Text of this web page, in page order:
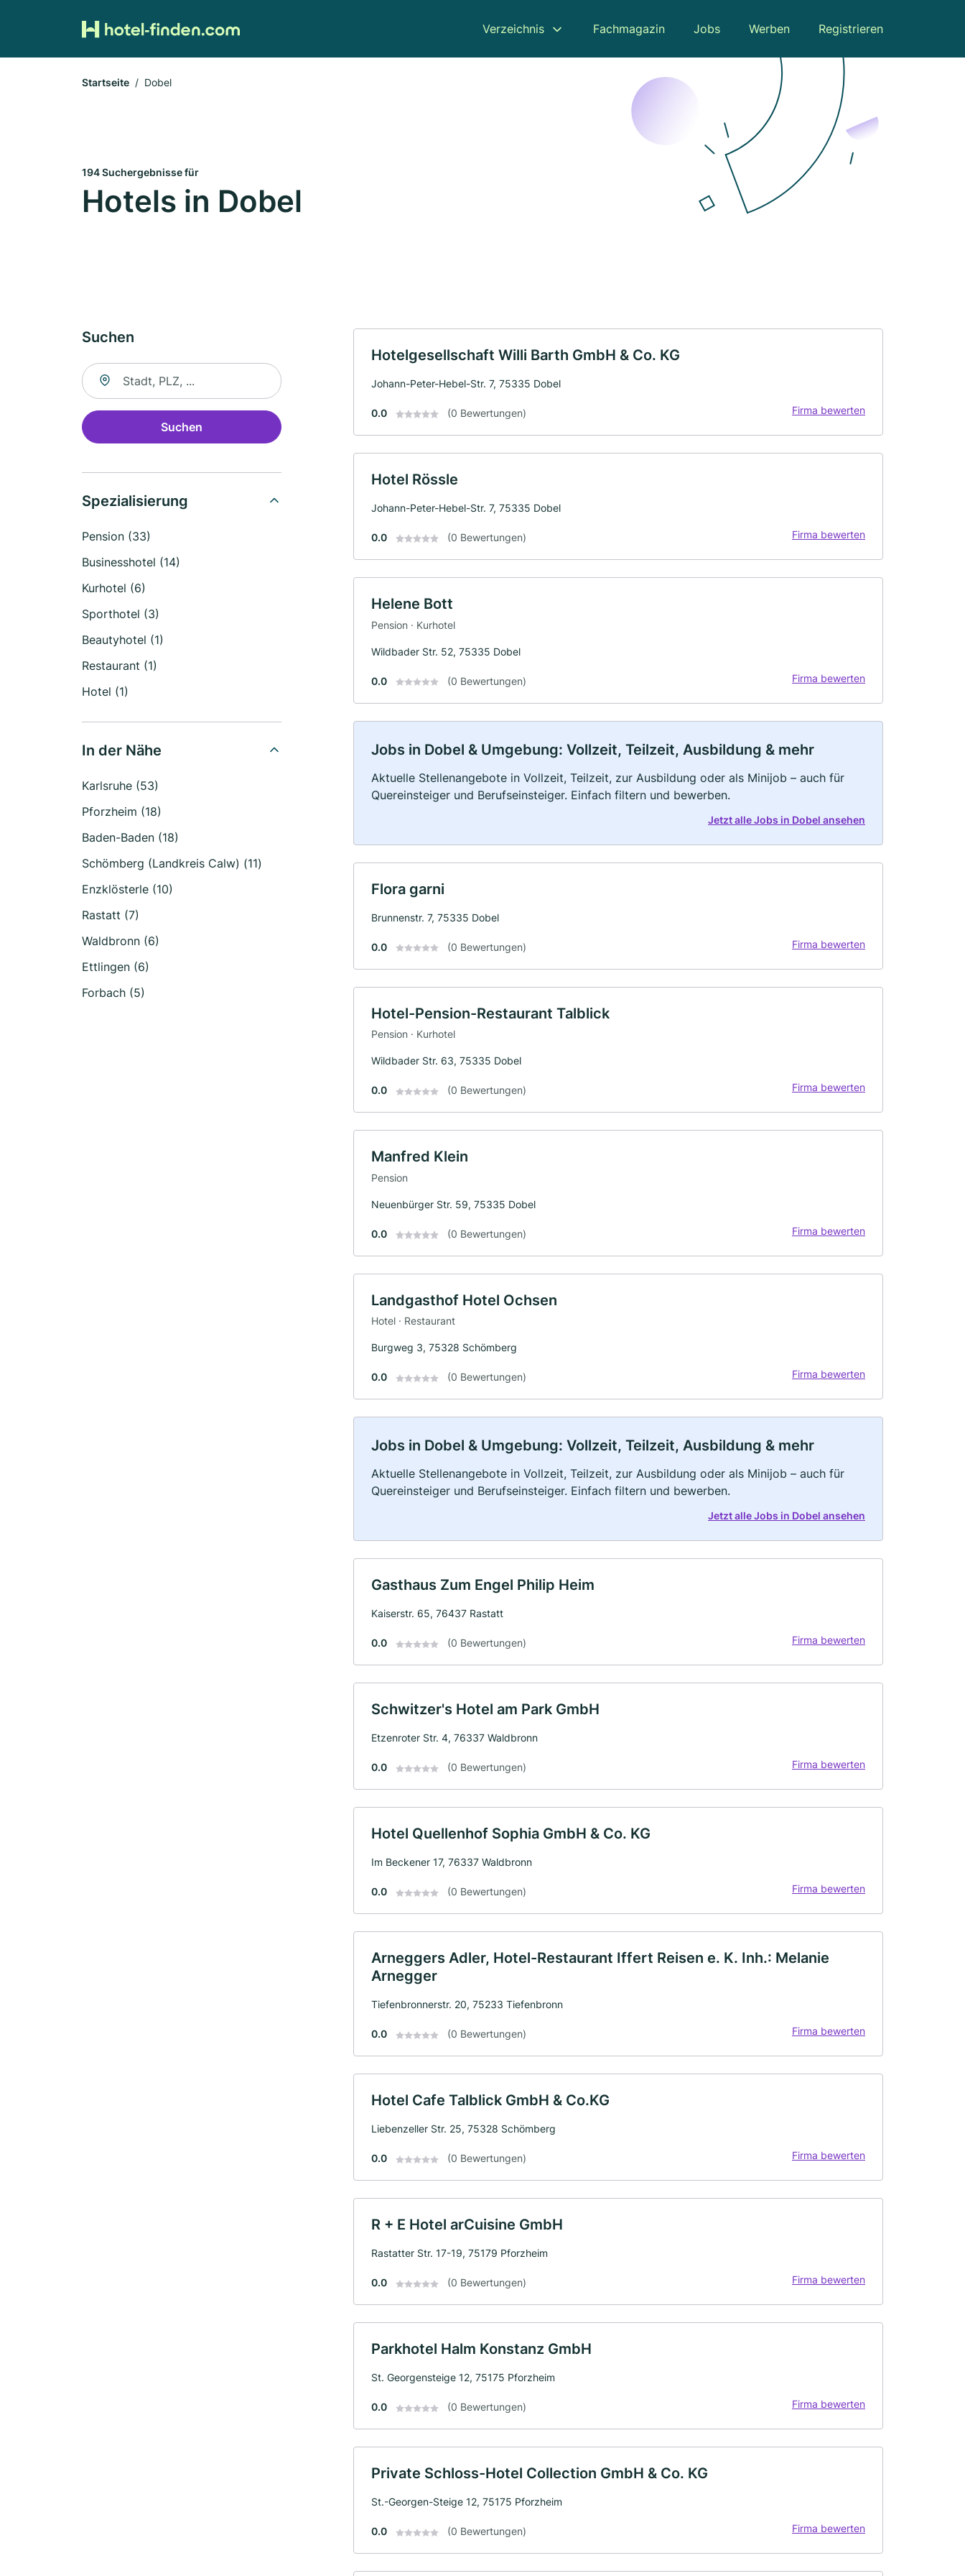
Verzeichnis Fachmagazin Jobs Werben Registrieren
Startseite Dobel
194 Suchergebnisse für
Hotels in Dobel
Suchen
Suche nach Ort
Suchen
Spezialisierung
Pension (33)
Businesshotel (14)
Kurhotel (6)
Sporthotel (3)
Beautyhotel (1)
Restaurant (1)
Hotel (1)
In der Nähe
Karlsruhe (53)
Pforzheim (18)
Baden-Baden (18)
Schömberg (Landkreis Calw) (11)
Enzklösterle (10)
Rastatt (7)
Waldbronn (6)
Ettlingen (6)
Forbach (5)
Hotelgesellschaft Willi Barth GmbH & Co. KG
Johann-Peter-Hebel-Str. 7, 75335 Dobel
0.0 (0 Bewertungen) Firma bewerten
Hotel Rössle
Johann-Peter-Hebel-Str. 7, 75335 Dobel
0.0 (0 Bewertungen) Firma bewerten
Helene Bott
Pension · Kurhotel
Wildbader Str. 52, 75335 Dobel
0.0 (0 Bewertungen) Firma bewerten
Jobs in Dobel & Umgebung: Vollzeit, Teilzeit, Ausbildung & mehr
Aktuelle Stellenangebote in Vollzeit, Teilzeit, zur Ausbildung oder als Minijob – auch für
Quereinsteiger und Berufseinsteiger. Einfach filtern und bewerben.
Jetzt alle Jobs in Dobel ansehen
Flora garni
Brunnenstr. 7, 75335 Dobel
0.0 (0 Bewertungen) Firma bewerten
Hotel-Pension-Restaurant Talblick
Pension · Kurhotel
Wildbader Str. 63, 75335 Dobel
0.0 (0 Bewertungen) Firma bewerten
Manfred Klein
Pension
Neuenbürger Str. 59, 75335 Dobel
0.0 (0 Bewertungen) Firma bewerten
Landgasthof Hotel Ochsen
Hotel · Restaurant
Burgweg 3, 75328 Schömberg
0.0 (0 Bewertungen) Firma bewerten
Jobs in Dobel & Umgebung: Vollzeit, Teilzeit, Ausbildung & mehr
Aktuelle Stellenangebote in Vollzeit, Teilzeit, zur Ausbildung oder als Minijob – auch für
Quereinsteiger und Berufseinsteiger. Einfach filtern und bewerben.
Jetzt alle Jobs in Dobel ansehen
Gasthaus Zum Engel Philip Heim
Kaiserstr. 65, 76437 Rastatt
0.0 (0 Bewertungen) Firma bewerten
Schwitzer's Hotel am Park GmbH
Etzenroter Str. 4, 76337 Waldbronn
0.0 (0 Bewertungen) Firma bewerten
Hotel Quellenhof Sophia GmbH & Co. KG
Im Beckener 17, 76337 Waldbronn
0.0 (0 Bewertungen) Firma bewerten
Arneggers Adler, Hotel-Restaurant Iffert Reisen e. K. Inh.: Melanie
Arnegger
Tiefenbronnerstr. 20, 75233 Tiefenbronn
0.0 (0 Bewertungen) Firma bewerten
Hotel Cafe Talblick GmbH & Co.KG
Liebenzeller Str. 25, 75328 Schömberg
0.0 (0 Bewertungen) Firma bewerten
R + E Hotel arCuisine GmbH
Rastatter Str. 17-19, 75179 Pforzheim
0.0 (0 Bewertungen) Firma bewerten
Parkhotel Halm Konstanz GmbH
St. Georgensteige 12, 75175 Pforzheim
0.0 (0 Bewertungen) Firma bewerten
Private Schloss-Hotel Collection GmbH & Co. KG
St.-Georgen-Steige 12, 75175 Pforzheim
0.0 (0 Bewertungen) Firma bewerten